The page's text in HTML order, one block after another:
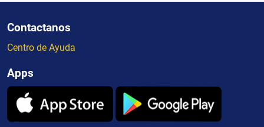
Contactanos
Centro de Ayuda
Apps